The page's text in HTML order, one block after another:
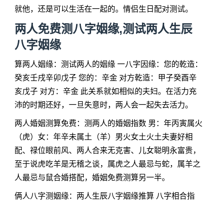
就他，还是可以生活在一起的。情侣生日配对测试。
两人免费测八字姻缘,测试两人生辰
八字姻缘
算两人姻缘：测试两人的姻缘 一八字因缘：您的乾造：
癸亥壬戌辛卯戊子 您的：辛金 对方乾造：甲子癸酉辛
亥戊子 对方：辛金 此关系就如相似的夫妇。在活力充
沛的时期还好，一旦失意时，两人会一起失去活力。
两人婚姻测算免费：测两人的婚姻指数 男：年丙寅属火
（虎）女：年辛未属土（羊）男火女土火土夫妻好相
配、禄位眼前风、两人合来无克害、儿女聪明永富贵，
至于说虎吃羊是无稽之谈，属虎之人最忌与蛇，属羊之
人最忌与鼠合婚搭配，婚姻免费测算另一半。
俩人八字测姻缘：两人生辰八字姻缘推算 八字相合指